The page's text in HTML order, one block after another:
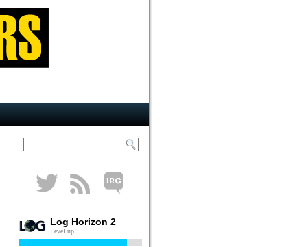
Log Horizon 2
Level up!